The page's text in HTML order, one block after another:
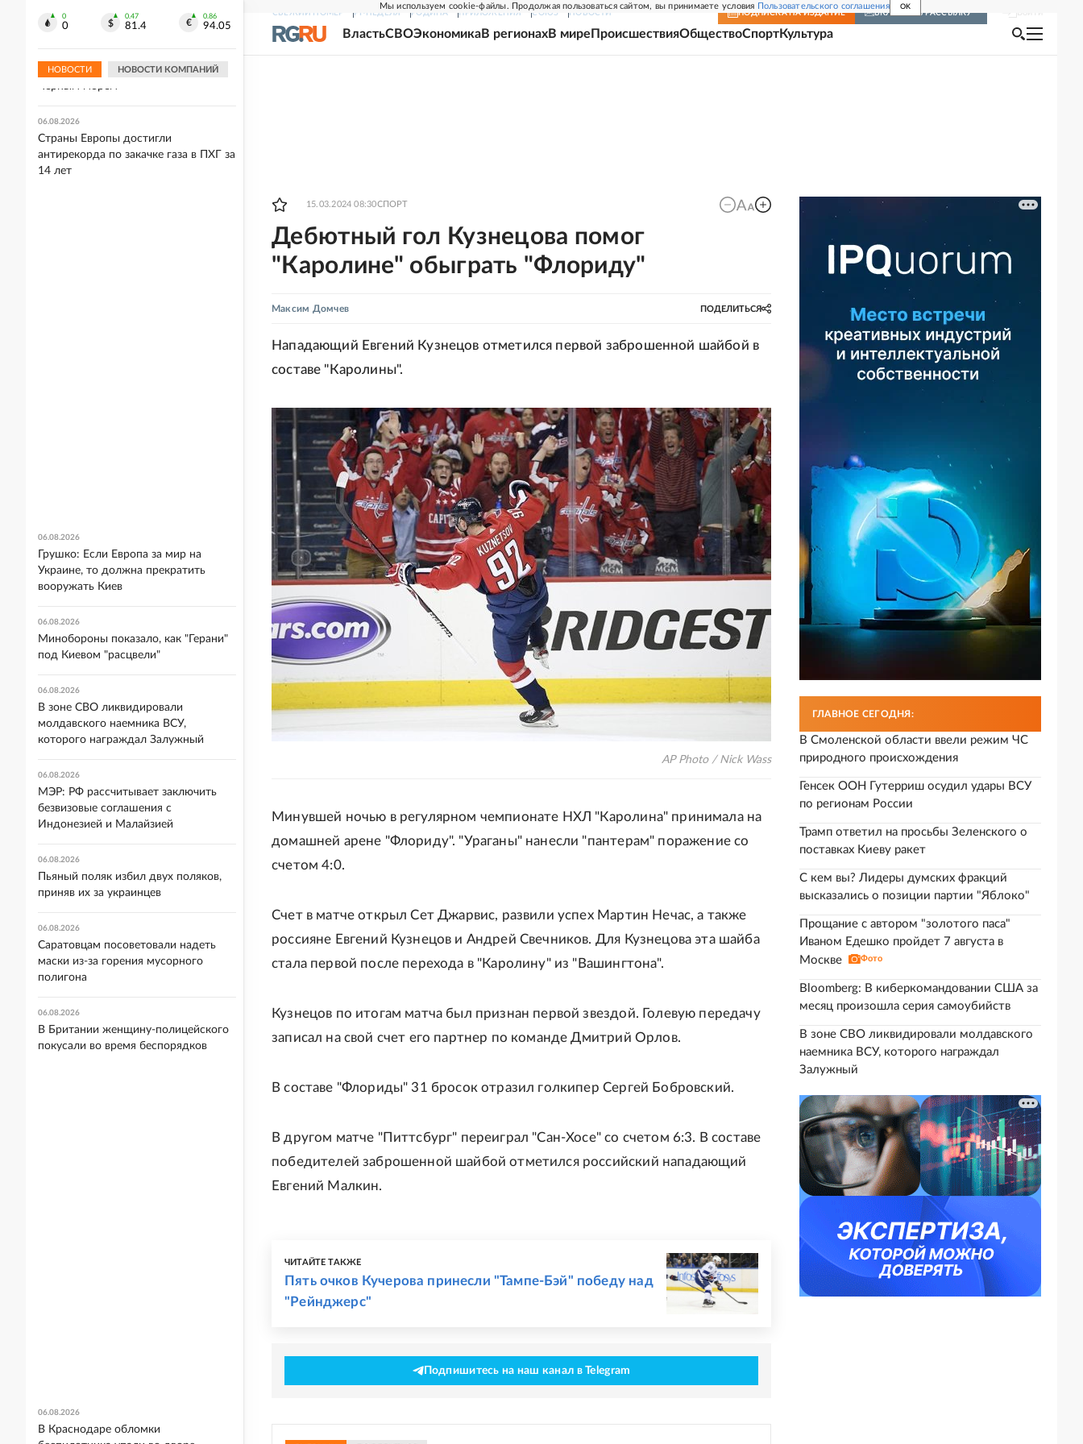
Мы используем cookie-файлы. Продолжая пользоваться сайтом, вы принимаете условия Пользовательского соглашения OK
СВЕЖИЙ НОМЕР РГ-НЕДЕЛЯ РОДИНА ПРИЛОЖЕНИЯ СОЮЗ НОВОСТИ ПОДПИСКА НА ИЗДАНИЕ ВКЛЮЧИТЬ РАССЫЛКУ
ВластьСВОЭкономикаВ регионахВ мире ПроисшествияОбществоСпортКультура
15.03.2024 08:30СПОРТ
Дебютный гол Кузнецова помог
"Каролине" обыграть "Флориду"
Максим Домчев ПОДЕЛИТЬСЯ
Нападающий Евгений Кузнецов отметился первой заброшенной шайбой в
составе "Каролины".
AP Photo / Nick Wass
Минувшей ночью в регулярном чемпионате НХЛ "Каролина" принимала на
домашней арене "Флориду". "Ураганы" нанесли "пантерам" поражение со
счетом 4:0.
Счет в матче открыл Сет Джарвис, развили успех Мартин Нечас, а также
россияне Евгений Кузнецов и Андрей Свечников. Для Кузнецова эта шайба
стала первой после перехода в "Каролину" из "Вашингтона".
Кузнецов по итогам матча был признан первой звездой. Голевую передачу
записал на свой счет его партнер по команде Дмитрий Орлов.
В составе "Флориды" 31 бросок отразил голкипер Сергей Бобровский.
В другом матче "Питтсбург" переиграл "Сан-Хосе" со счетом 6:3. В составе
победителей заброшенной шайбой отметился российский нападающий
Евгений Малкин.
ЧИТАЙТЕ ТАКЖЕ
Пять очков Кучерова принесли "Тампе-Бэй" победу над
"Рейнджерс"
Подпишитесь на наш канал в Telegram
ГЛАВНОЕ СЕГОДНЯ:
В Смоленской области ввели режим ЧС
природного происхождения
Генсек ООН Гутерриш осудил удары ВСУ
по регионам России
Трамп ответил на просьбы Зеленского о
поставках Киеву ракет
С кем вы? Лидеры думских фракций
высказались о позиции партии "Яблоко"
Прощание с автором "золотого паса"
Иваном Едешко пройдет 7 августа в
Москве
Фото
Bloomberg: В киберкомандовании США за
месяц произошла серия самоубийств
В зоне СВО ликвидировали молдавского
наемника ВСУ, которого награждал
Залужный
0
0
0.47
81.4
0.86
94.05
НОВОСТИ НОВОСТИ КОМПАНИЙ
дрон ВСУ над регионами России и
Черным морем
06.08.2026
Страны Европы достигли
антирекорда по закачке газа в ПХГ за
14 лет
06.08.2026
Грушко: Если Европа за мир на
Украине, то должна прекратить
вооружать Киев
06.08.2026
Минобороны показало, как "Герани"
под Киевом "расцвели"
06.08.2026
В зоне СВО ликвидировали
молдавского наемника ВСУ,
которого награждал Залужный
06.08.2026
МЭР: РФ рассчитывает заключить
безвизовые соглашения с
Индонезией и Малайзией
06.08.2026
Пьяный поляк избил двух поляков,
приняв их за украинцев
06.08.2026
Саратовцам посоветовали надеть
маски из-за горения мусорного
полигона
06.08.2026
В Британии женщину-полицейского
покусали во время беспорядков
06.08.2026
В Краснодаре обломки